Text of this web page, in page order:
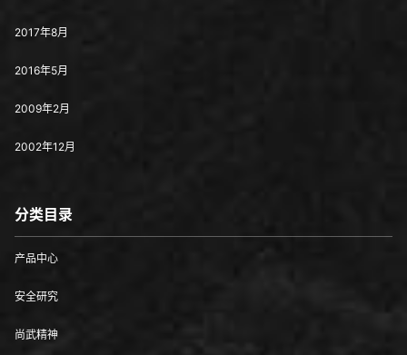
2017年8月
2016年5月
2009年2月
2002年12月
分类目录
产品中心
安全研究
尚武精神